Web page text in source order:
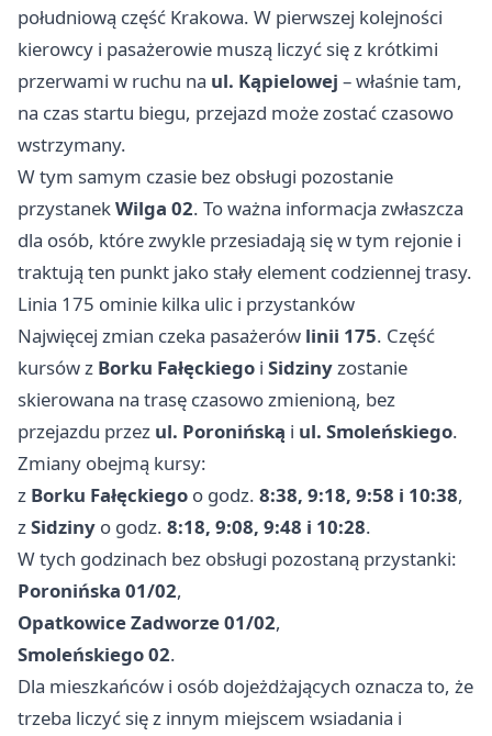
południową część Krakowa. W pierwszej kolejności
kierowcy i pasażerowie muszą liczyć się z krótkimi
przerwami w ruchu na ul. Kąpielowej – właśnie tam,
na czas startu biegu, przejazd może zostać czasowo
wstrzymany.
W tym samym czasie bez obsługi pozostanie
przystanekWilga 02. To ważna informacja zwłaszcza
dla osób, które zwykle przesiadają się w tym rejonie i
traktują ten punkt jako stały element codziennej trasy.
Linia 175 ominie kilka ulic i przystanków
Najwięcej zmian czeka pasażerów linii 175. Część
kursów z Borku Fałęckiego i Sidzinyzostanie
skierowana na trasę czasowo zmienioną, bez
przejazdu przez ul. Poronińską i ul. Smoleńskiego.
Zmiany obejmą kursy:
z Borku Fałęckiego o godz. 8:38, 9:18, 9:58 i 10:38,
zSidziny o godz. 8:18, 9:08, 9:48 i 10:28.
W tych godzinach bez obsługi pozostaną przystanki:
Poronińska 01/02,
Opatkowice Zadworze 01/02,
Smoleńskiego 02.
Dla mieszkańców i osób dojeżdżających oznacza to, że
trzeba liczyć się z innym miejscem wsiadania i